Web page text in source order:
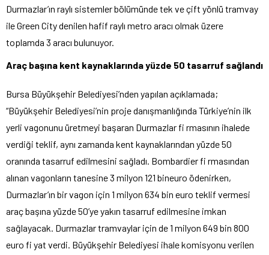
Durmazlar’ın raylı sistemler bölümünde tek ve çift yönlü tramvay
ile Green City denilen hafif raylı metro aracı olmak üzere
toplamda 3 aracı bulunuyor.
Araç başına kent kaynaklarında yüzde 50 tasarruf sağlandı
Bursa Büyükşehir Belediyesi’nden yapılan açıklamada;
“Büyükşehir Belediyesi’nin proje danışmanlığında Türkiye’nin ilk
yerli vagonunu üretmeyi başaran Durmazlar fi rmasının ihalede
verdiği teklif, aynı zamanda kent kaynaklarından yüzde 50
oranında tasarruf edilmesini sağladı. Bombardier fi rmasından
alınan vagonların tanesine 3 milyon 121 bineuro ödenirken,
Durmazlar’ın bir vagon için 1 milyon 634 bin euro teklif vermesi
araç başına yüzde 50’ye yakın tasarruf edilmesine imkan
sağlayacak. Durmazlar tramvaylar için de 1 milyon 649 bin 800
euro fi yat verdi. Büyükşehir Belediyesi ihale komisyonu verilen